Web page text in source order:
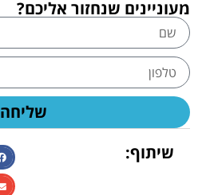
מעוניינים שנחזור אליכם?
שליחה
שיתוף: